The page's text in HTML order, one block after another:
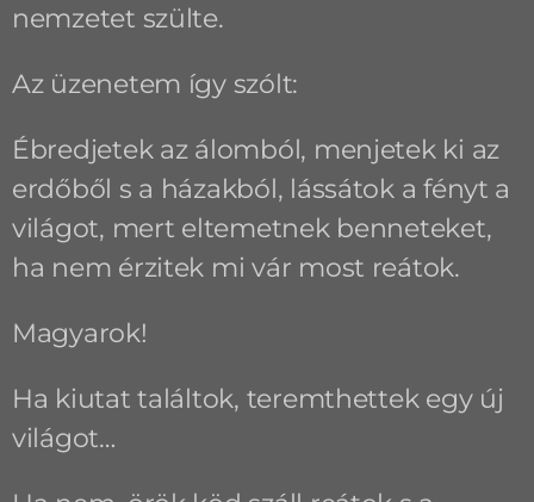
nemzetet szülte.
Az üzenetem így szólt:
Ébredjetek az álomból, menjetek ki az
erdőből s a házakból, lássátok a fényt a
világot, mert eltemetnek benneteket,
ha nem érzitek mi vár most reátok.
Magyarok!
Ha kiutat találtok, teremthettek egy új
világot…